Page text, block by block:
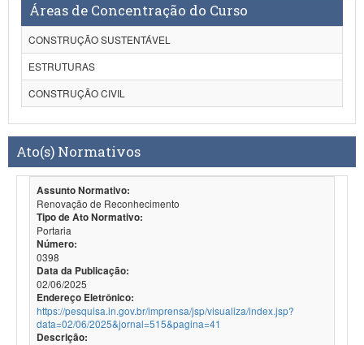
Áreas de Concentração do Curso
CONSTRUÇÃO SUSTENTÁVEL
ESTRUTURAS
CONSTRUÇÃO CIVIL
Ato(s) Normativos
Assunto Normativo:
Renovação de Reconhecimento
Tipo de Ato Normativo:
Portaria
Número:
0398
Data da Publicação:
02/06/2025
Endereço Eletrônico:
https://pesquisa.in.gov.br/imprensa/jsp/visualiza/index.jsp?
data=02/06/2025&jornal=515&pagina=41
Descrição: